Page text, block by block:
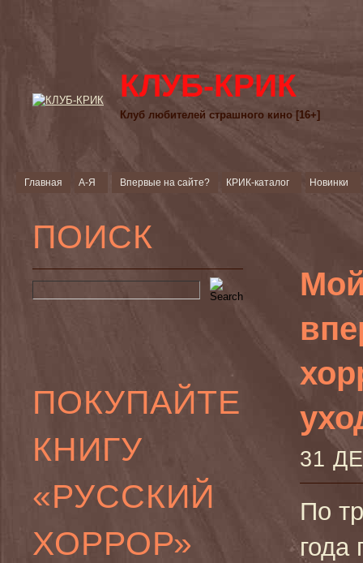
КЛУБ-КРИК
Клуб любителей страшного кино [16+]
Главная А-Я Впервые на сайте? КРИК-каталог Новинки
ПОИСК
ПОКУПАЙТЕ
КНИГУ
«РУССКИЙ
ХОРРОР»
31
По
года